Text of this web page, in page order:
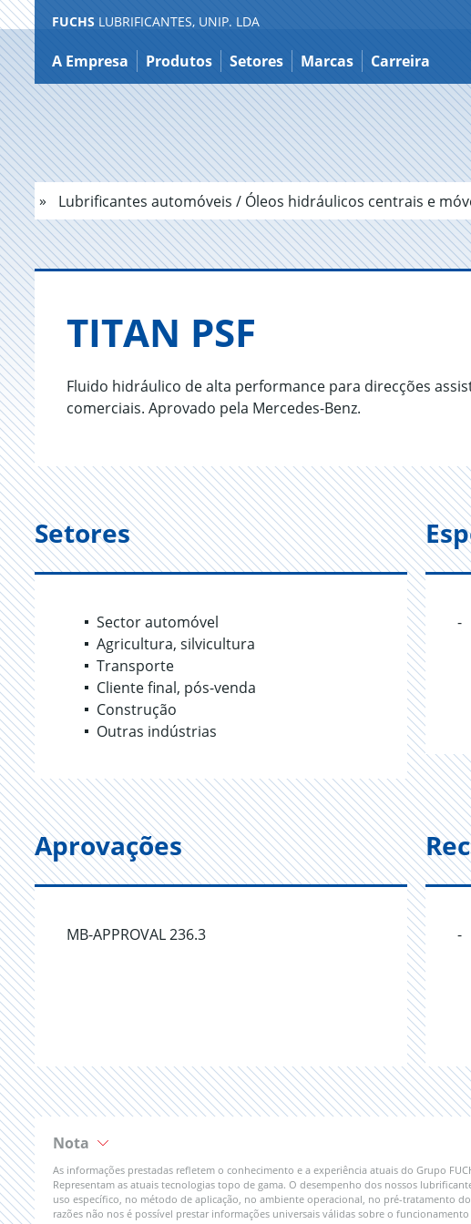
Ir
para
o
conteúdo
FUCHS LUBRIFICANTES, UNIP. LDA
A Empresa Produtos Setores Marcas Carreira
Lubrificantes automóveis / Óleos hidráulicos centrais e
TITAN PSF
Fluido hidráulico de alta performance para direcções
comerciais. Aprovado pela Mercedes-Benz.
Setores
Sector automóvel
Agricultura, silvicultura
Transporte
Cliente final, pós-venda
Construção
Outras indústrias
-
Aprovações
MB-APPROVAL 236.3 -
Nota
As informações prestadas refletem o conhecimento e a experiência atuais do Grupo
Representam as atuais tecnologias topo de gama. O desempenho dos nossos
uso específico, no método de aplicação, no ambiente operacional, no pré-tratamento
razões não nos é possível prestar informações universais válidas sobre o